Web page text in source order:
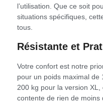
l’utilisation. Que ce soit
situations spécifiques,
tous.
Résistante et
Votre confort est notre
pour un poids maximal de
200 kg pour la version
contente de rien de moins